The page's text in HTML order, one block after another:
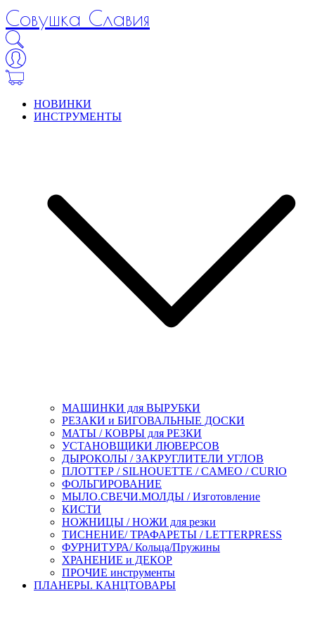
Совушка Славия
НОВИНКИ
ИНСТРУМЕНТЫ
МАШИНКИ для ВЫРУБКИ
РЕЗАКИ и БИГОВАЛЬНЫЕ ДОСКИ
МАТЫ / КОВРЫ для РЕЗКИ
УСТАНОВЩИКИ ЛЮВЕРСОВ
ДЫРОКОЛЫ / ЗАКРУГЛИТЕЛИ УГЛОВ
ПЛОТТЕР / SILHOUETTE / CAMEO / CURIO
ФОЛЬГИРОВАНИЕ
МЫЛО.СВЕЧИ.МОЛДЫ / Изготовление
КИСТИ
НОЖНИЦЫ / НОЖИ для резки
ТИСНЕНИЕ/ ТРАФАРЕТЫ / LETTERPRESS
ФУРНИТУРА/ Кольца/Пружины
ХРАНЕНИЕ и ДЕКОР
ПРОЧИЕ инструменты
ПЛАНЕРЫ. КАНЦТОВАРЫ